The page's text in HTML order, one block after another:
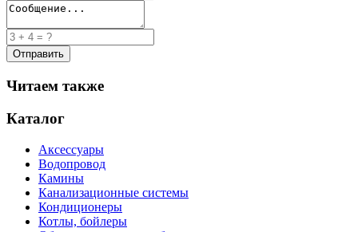
Читаем также
Каталог
Аксессуары
Водопровод
Камины
Канализационные системы
Кондиционеры
Котлы, бойлеры